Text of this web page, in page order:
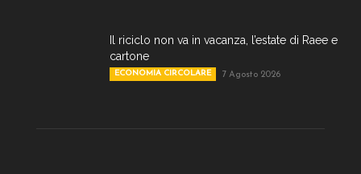
Il riciclo non va in vacanza, l’estate di Raee e
cartone
ECONOMIA CIRCOLARE 7 Agosto 2026